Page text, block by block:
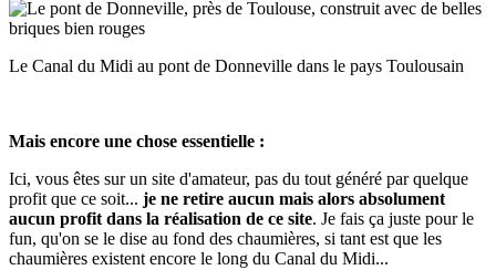
Le Canal du Midi au pont de Donneville dans le pays Toulousain
Mais encore une chose essentielle :
Ici, vous êtes sur un site d'amateur, pas du tout généré par quelque
profit que ce soit... je ne retire aucun mais alors absolument
aucun profit dans la réalisation de ce site. Je fais ça juste pour le
fun, qu'on se le dise au fond des chaumières, si tant est que les
chaumières existent encore le long du Canal du Midi...